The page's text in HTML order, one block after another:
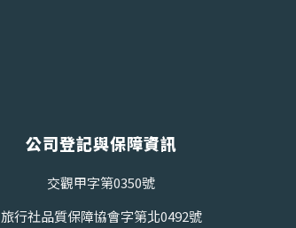
公司登記與保障資訊
交觀甲字第0350號
旅行社品質保障協會字第北0492號